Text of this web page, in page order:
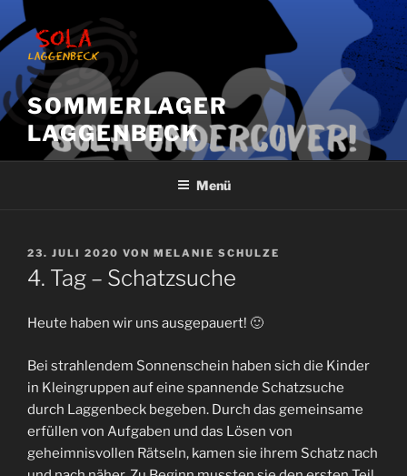
Zum
Inhalt
springen
SOMMERLAGER
LAGGENBECK
Menü
VERÖFFENTLICHT
AM
23. JULI 2020 VON MELANIE SCHULZE
4. Tag – Schatzsuche
Heute haben wir uns ausgepauert! 🙂
Bei strahlendem Sonnenschein haben sich die Kinder
in Kleingruppen auf eine spannende Schatzsuche
durch Laggenbeck begeben. Durch das gemeinsame
erfüllen von Aufgaben und das Lösen von
geheimnisvollen Rätseln, kamen sie ihrem Schatz nach